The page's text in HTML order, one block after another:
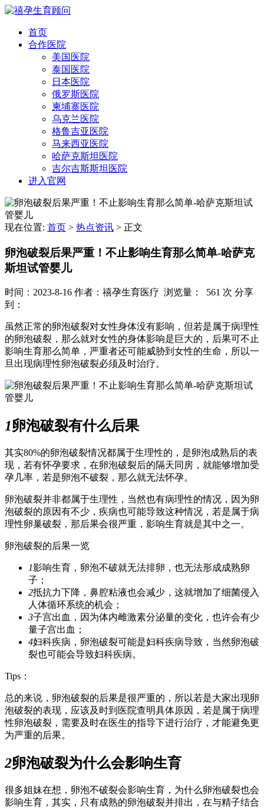
首页
合作医院
美国医院
泰国医院
日本医院
俄罗斯医院
柬埔寨医院
乌克兰医院
格鲁吉亚医院
马来西亚医院
哈萨克斯坦医院
吉尔吉斯斯坦医院
进入官网
现在位置: 首页 > 热点资讯 > 正文
卵泡破裂后果严重！不止影响生育那么简单-哈萨克
斯坦试管婴儿
时间：2023-8-16 作者：禧孕生育医疗 浏览量： 561 次 分享
到：
虽然正常的卵泡破裂对女性身体没有影响，但若是属于病理性
的卵泡破裂，那么就对女性的身体影响是巨大的，后果可不止
影响生育那么简单，严重者还可能威胁到女性的生命，所以一
旦出现病理性卵泡破裂必须及时治疗。
1卵泡破裂有什么后果
其实80%的卵泡破裂情况都属于生理性的，是卵泡成熟后的表
现，若有怀孕要求，在卵泡破裂后的隔天同房，就能够增加受
孕几率，若是卵泡不破裂，那么就无法怀孕。
卵泡破裂并非都属于生理性，当然也有病理性的情况，因为卵
泡破裂的原因有不少，疾病也可能导致这种情况，若是属于病
理性卵巢破裂，那后果会很严重，影响生育就是其中之一。
卵泡破裂的后果一览
1影响生育，卵泡不破就无法排卵，也无法形成成熟卵
子；
2抵抗力下降，鼻腔粘液也会减少，这就增加了细菌侵入
人体循环系统的机会；
3子宫出血，因为体内雌激素分泌量的变化，也许会有少
量子宫出血；
4妇科疾病，卵泡破裂可能是妇科疾病导致，当然卵泡破
裂也可能会导致妇科疾病。
Tips：
总的来说，卵泡破裂的后果是很严重的，所以若是大家出现卵
泡破裂的表现，应该及时到医院查明具体原因，若是属于病理
性卵泡破裂，需要及时在医生的指导下进行治疗，才能避免更
为严重的后果。
2卵泡破裂为什么会影响生育
很多姐妹在想，卵泡不破裂会影响生育，为什么卵泡破裂也会
影响生育，其实，只有成熟的卵泡破裂并排出，在与精子结合